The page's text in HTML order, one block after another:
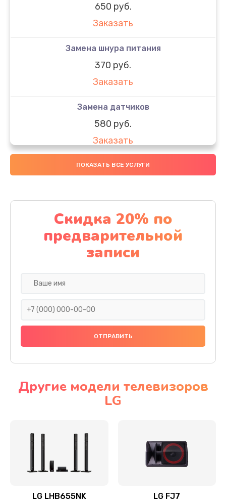
650 руб.
Заказать
Замена шнура питания
370 руб.
Заказать
Замена датчиков
580 руб.
Заказать
Комплексная чистка
Заказать
Замена дисплея (экрана)
2000 руб.
Заказать
Ремонт платы электроники
Прошивка
Ремонт механики привода
Ремонт / замена кнопок, клавиш, индикаторов,
ПОКАЗАТЬ ВСЕ УСЛУГИ
Скидка 20% по
предварительной
записи
Другие модели телевизоров
LG
LG LHB655NK LG FJ7